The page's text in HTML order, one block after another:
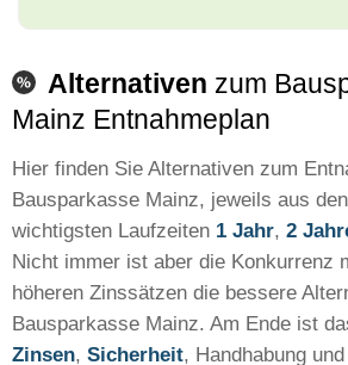
Alternativen zum
Mainz Entnahmeplan
Hier finden Sie Alternativen zum
Bausparkasse Mainz, jeweils aus
wichtigsten Laufzeiten 1 Jahr, 2
Nicht immer ist aber die Konkurrenz
höheren Zinssätzen die bessere
Bausparkasse Mainz. Am Ende ist
Zinsen, Sicherheit, Handhabung und